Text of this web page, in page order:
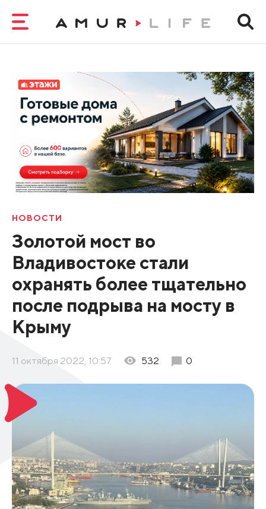
НОВОСТИ
Золотой мост во
Владивостоке стали
охранять более тщательно
после подрыва на мосту в
Крыму
11 октября 2022, 10:57 532 0